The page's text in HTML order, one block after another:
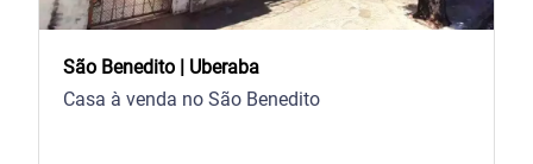
São Benedito | Uberaba
Casa à venda no São Benedito